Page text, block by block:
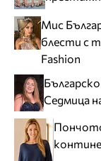
Мис
блести с
Fashion
Седмица